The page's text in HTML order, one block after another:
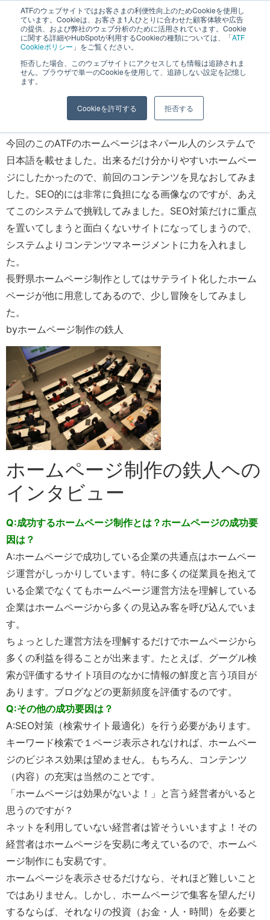
ATFのウェブサイトではお客さまの利便性向上のためCookieを使用し
ています。Cookieは、お客さま1人ひとりに合わせた顧客体験や広告
の提供、および弊社のウェブ分析のために活用されています。Cookie
に関する詳細やHubSpotが利用するCookieの種類については、「ATF
Cookieポリシー 」をご覧ください。
拒否した場合、このウェブサイトにアクセスしても情報は追跡されま
せん。ブラウザで単一のCookieを使用して、追跡しない設定を記憶し
ます。
Cookieを許可する 拒否する
長野県長野市・松本市ウェブ制作事業部 コンサルティングFIRM
ホームページ制作の鉄
人のコラム
今回のこのATFのホームページはネパール人のシステムで
日本語を載せました。出来るだけ分かりやすいホームペー
ジにしたかったので、前回のコンテンツを見なおしてみま
した。SEO的には非常に負担になる画像なのですが、あえ
てこのシステムで挑戦してみました。SEO対策だけに重点
を置いてしまうと面白くないサイトになってしまうので、
システムよりコンテンツマネージメントに力を入れまし
た。
長野県ホームページ制作としてはサテライト化したホーム
ページが他に用意してあるので、少し冒険をしてみまし
た。
byホームページ制作の鉄人
ホームページ制作の鉄人ヘの
インタビュー
Q:成功するホームページ制作とは？ホームページの成功要
因は？
A:ホームページで成功している企業の共通点はホームペー
ジ運営がしっかりしています。特に多くの従業員を抱えて
いる企業でなくてもホームページ運営方法を理解している
企業はホームページから多くの見込み客を呼び込んでいま
す。
ちょっとした運営方法を理解するだけでホームページから
多くの利益を得ることが出来ます。たとえば、グーグル検
索が評価するサイト項目のなかに情報の鮮度と言う項目が
あります。ブログなどの更新頻度を評価するのです。
Q:その他の成功要因は？
A:SEO対策（検索サイト最適化）を行う必要があります。
キーワード検索で１ページ表示されなければ、ホームペー
ジのビジネス効果は望めません。もちろん、コンテンツ
（内容）の充実は当然のことです。
「ホームページは効果がないよ！」と言う経営者がいると
思うのですが？
ネットを利用していない経営者は皆そういいますよ！その
経営者はホームページを安易に考えているので、ホームペ
ージ制作にも安易です。
ホームページを表示させるだけなら、それほど難しいこと
ではありません。しかし、ホームページで集客を望んだり
するならば、それなりの投資（お金・人・時間）を必要と